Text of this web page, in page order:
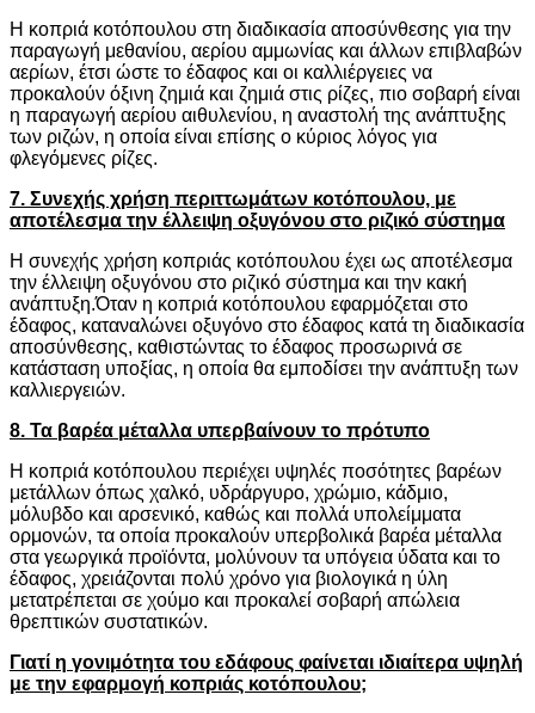
Η κοπριά κοτόπουλου στη διαδικασία αποσύνθεσης για την
παραγωγή μεθανίου, αερίου αμμωνίας και άλλων επιβλαβών
αερίων, έτσι ώστε το έδαφος και οι καλλιέργειες να
προκαλούν όξινη ζημιά και ζημιά στις ρίζες, πιο σοβαρή είναι
η παραγωγή αερίου αιθυλενίου, η αναστολή της ανάπτυξης
των ριζών, η οποία είναι επίσης ο κύριος λόγος για
φλεγόμενες ρίζες.
7. Συνεχής χρήση περιττωμάτων κοτόπουλου, με
αποτέλεσμα την έλλειψη οξυγόνου στο ριζικό σύστημα
Η συνεχής χρήση κοπριάς κοτόπουλου έχει ως αποτέλεσμα
την έλλειψη οξυγόνου στο ριζικό σύστημα και την κακή
ανάπτυξη.Όταν η κοπριά κοτόπουλου εφαρμόζεται στο
έδαφος, καταναλώνει οξυγόνο στο έδαφος κατά τη διαδικασία
αποσύνθεσης, καθιστώντας το έδαφος προσωρινά σε
κατάσταση υποξίας, η οποία θα εμποδίσει την ανάπτυξη των
καλλιεργειών.
8. Τα βαρέα μέταλλα υπερβαίνουν το πρότυπο
Η κοπριά κοτόπουλου περιέχει υψηλές ποσότητες βαρέων
μετάλλων όπως χαλκό, υδράργυρο, χρώμιο, κάδμιο,
μόλυβδο και αρσενικό, καθώς και πολλά υπολείμματα
ορμονών, τα οποία προκαλούν υπερβολικά βαρέα μέταλλα
στα γεωργικά προϊόντα, μολύνουν τα υπόγεια ύδατα και το
έδαφος, χρειάζονται πολύ χρόνο για βιολογικά η ύλη
μετατρέπεται σε χούμο και προκαλεί σοβαρή απώλεια
θρεπτικών συστατικών.
Γιατί η γονιμότητα του εδάφους φαίνεται ιδιαίτερα υψηλή
με την εφαρμογή κοπριάς κοτόπουλου;